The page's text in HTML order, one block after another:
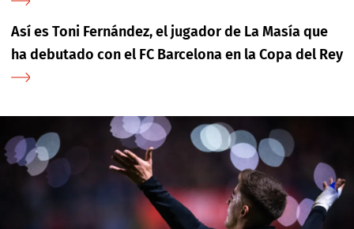
Así es Toni Fernández, el jugador de La Masía que
ha debutado con el FC Barcelona en la Copa del Rey